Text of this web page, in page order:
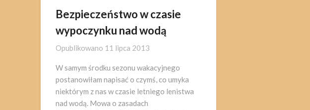
Bezpieczeństwo w czasie
wypoczynku nad wodą
Opublikowano 11 lipca 2013
W samym środku sezonu wakacyjnego
postanowiłam napisać o czymś, co umyka
niektórym z nas w czasie letniego lenistwa
nad wodą. Mowa o zasadach